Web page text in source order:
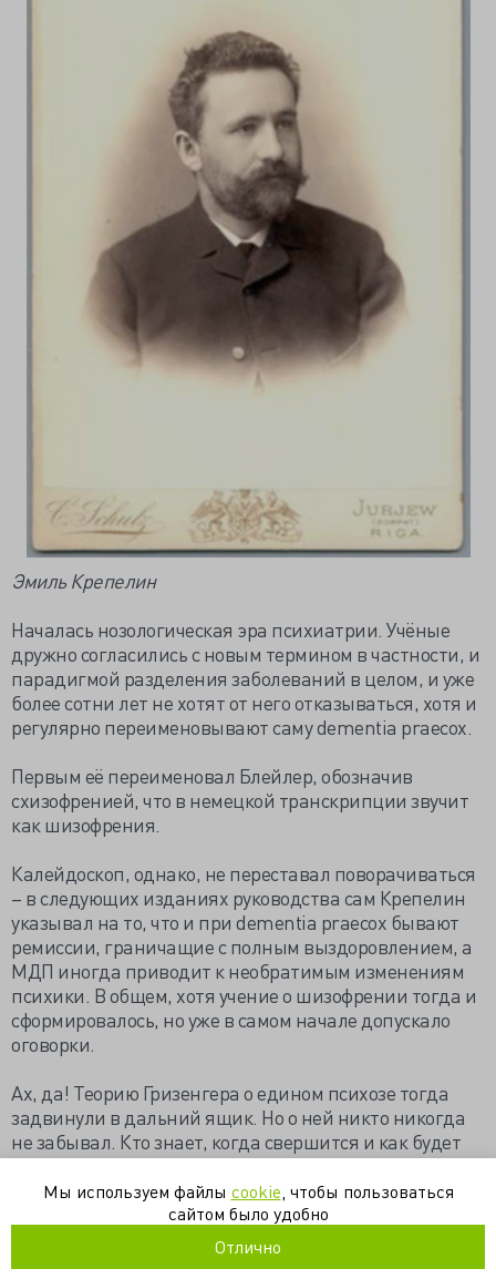
Эмиль Крепелин
Началась нозологическая эра психиатрии. Учёные
дружно согласились с новым термином в частности, и
парадигмой разделения заболеваний в целом, и уже
более сотни лет не хотят от него отказываться, хотя и
регулярно переименовывают саму dementia praecox.
Первым её переименовал Блейлер, обозначив
схизофренией, что в немецкой транскрипции звучит
как шизофрения.
Калейдоскоп, однако, не переставал поворачиваться
– в следующих изданиях руководства сам Крепелин
указывал на то, что и при dementia praecox бывают
ремиссии, граничащие с полным выздоровлением, а
МДП иногда приводит к необратимым изменениям
психики. В общем, хотя учение о шизофрении тогда и
сформировалось, но уже в самом начале допускало
оговорки.
Ах, да! Теорию Гризенгера о едином психозе тогда
задвинули в дальний ящик. Но о ней никто никогда
не забывал. Кто знает, когда свершится и как будет
выглядеть новая психиатрическая революция…
Текст: Наталья Захарова для портала
Блог истории медицины в LiveJournal
Мы используем файлы cookie , чтобы пользоваться
сайтом было удобно
Отлично